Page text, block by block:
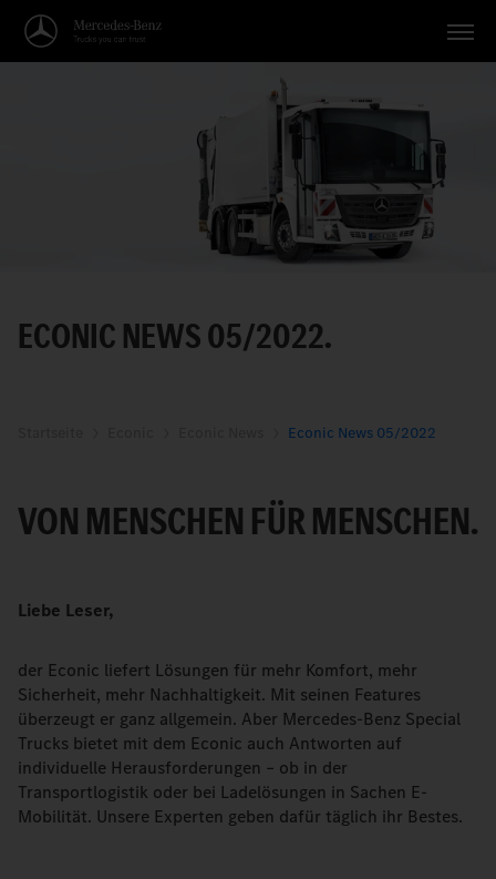
Anwendungen
Deutsch
ECONIC NEWS 05/2022.
Econic News 05/2022
VON MENSCHEN FÜR MENSCHEN.
Liebe Leser,
der Econic liefert Lösungen für mehr Komfort, mehr
Sicherheit, mehr Nachhaltigkeit. Mit seinen Features
überzeugt er ganz allgemein. Aber Mercedes-Benz Special
Trucks bietet mit dem Econic auch Antworten auf
individuelle Herausforderungen – ob in der
Transportlogistik oder bei Ladelösungen in Sachen E-
Mobilität. Unsere Experten geben dafür täglich ihr Bestes.